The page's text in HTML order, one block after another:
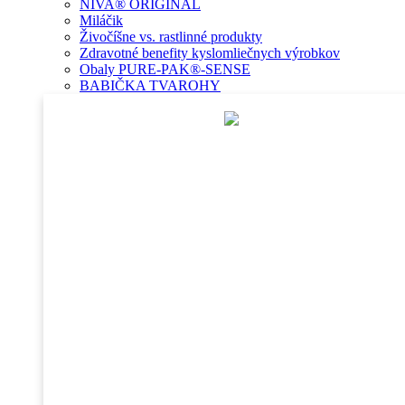
NIVA® ORIGINÁL
Miláčik
Živočíšne vs. rastlinné produkty
Zdravotné benefity kyslomliečnych výrobkov
Obaly PURE-PAK®-SENSE
BABIČKA TVAROHY